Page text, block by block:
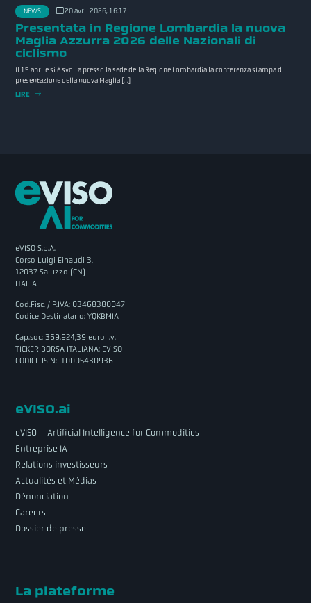
NEWS 20 avril 2026, 16:17
Presentata in Regione Lombardia la nuova
Maglia Azzurra 2026 delle Nazionali di
ciclismo
Il 15 aprile si è svolta presso la sede della Regione Lombardia la conferenza stampa di
presentazione della nuova Maglia […]
LIRE
eVISO S.p.A.
Corso Luigi Einaudi 3,
12037 Saluzzo (CN)
ITALIA
Cod.Fisc. / P.IVA: 03468380047
Codice Destinatario: YQKBMIA
Cap.soc: 369.924,39 euro i.v.
TICKER BORSA ITALIANA: EVISO
CODICE ISIN: IT0005430936
eVISO.ai
eVISO – Artificial Intelligence for Commodities
Entreprise IA
Relations investisseurs
Actualités et Médias
Dénonciation
Careers
Dossier de presse
La plateforme